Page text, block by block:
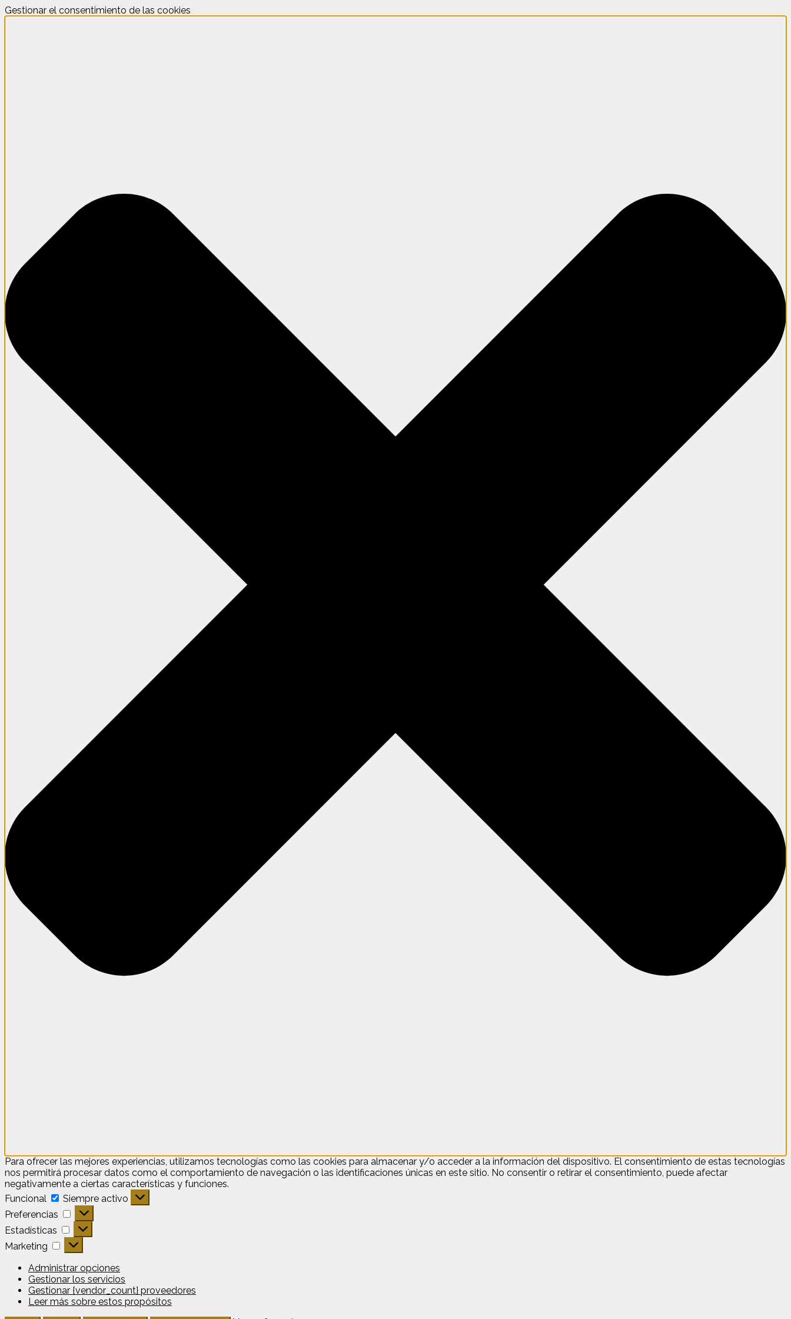
Gestionar el consentimiento de las cookies
Para ofrecer las mejores experiencias, utilizamos tecnologías como las cookies para almacenar y/o acceder a la información del dispositivo. El consentimiento de estas tecnologías
nos permitirá procesar datos como el comportamiento de navegación o las identificaciones únicas en este sitio. No consentir o retirar el consentimiento, puede afectar
negativamente a ciertas características y funciones.
Funcional
Funcional
Siempre activo
Preferencias
Preferencias
Estadísticas
Estadísticas
Marketing
Marketing
Administrar opciones
Gestionar los servicios
Gestionar {vendor_count} proveedores
Leer más sobre estos propósitos